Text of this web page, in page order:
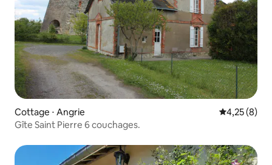
Cottage ⋅ Angrie Évaluation
4,25 (8)
Gîte Saint Pierre 6 couchages.